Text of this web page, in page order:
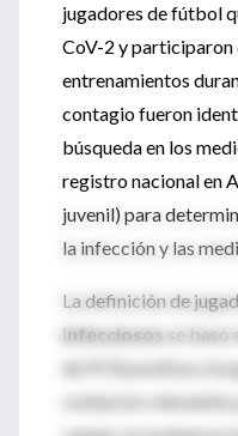
jugadores de fútbol
CoV-2 y participaron
entrenamientos
contagio fueron
búsqueda en los
registro nacional en
juvenil) para
la infección y las
La definición de
infecciososse basó
de PCR positiva y la
contactos relevantes